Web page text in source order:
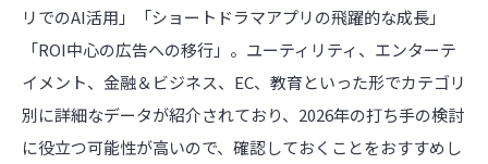
リでのAI活用」「ショートドラマアプリの飛躍的な成長」
「ROI中心の広告への移行」。ユーティリティ、エンターテ
イメント、金融＆ビジネス、EC、教育といった形でカテゴリ
別に詳細なデータが紹介されており、2026年の打ち手の検討
に役立つ可能性が高いので、確認しておくことをおすすめし